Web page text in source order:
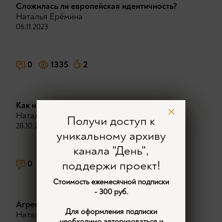
Сложилась ли европейская идентичность?
Наталья Ерёмина
06.11.2023
0 1335 2
Как национализм связан с патриотизмом?
Наталья Ерёмина
28.10.2023
0 1329 1
Агрессивный национализм
Наталья Ерёмина
Получи доступ к
уникальному архиву
канала "День",
поддержи проект!
Стоимость ежемесячной подписки
- 300 руб.
Для оформления подписки